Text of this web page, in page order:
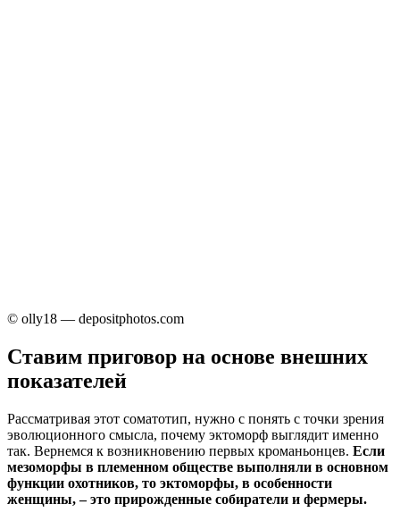
© olly18 — depositphotos.com
Ставим приговор на основе внешних
показателей
Рассматривая этот соматотип, нужно с понять с точки зрения
эволюционного смысла, почему эктоморф выглядит именно
так. Вернемся к возникновению первых кроманьонцев. Если
мезоморфы в племенном обществе выполняли в основном
функции охотников, то эктоморфы, в особенности
женщины, – это прирожденные собиратели и фермеры.